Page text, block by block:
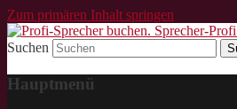
Zum primären Inhalt springen
Profi-Sprecher
Sprecher-Profi.
Schauspieler und
Suchen
Hauptmenü